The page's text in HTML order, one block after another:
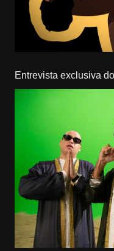
Entrevista exclusiva